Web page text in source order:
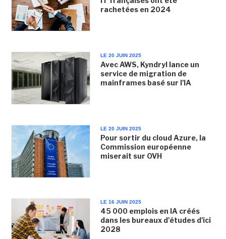
rachetées en 2024
LE 20 JUIN 2025
Avec AWS, Kyndryl lance un
service de migration de
mainframes basé sur l'IA
LE 20 JUIN 2025
Pour sortir du cloud Azure, la
Commission européenne
miserait sur OVH
LE 16 JUIN 2025
45 000 emplois en IA créés
dans les bureaux d'études d'ici
2028